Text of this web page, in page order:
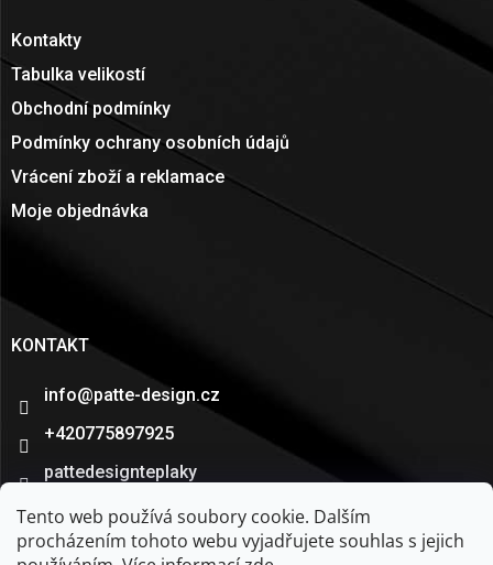
Tento web používá soubory cookie. Dalším
procházením tohoto webu vyjadřujete souhlas s jejich
Kontakty
Tabulka velikostí
Obchodní podmínky
Podmínky ochrany osobních údajů
Vrácení zboží a reklamace
Moje objednávka
KONTAKT
info@patte-design.cz
+420775897925
pattedesignteplaky
patte_design